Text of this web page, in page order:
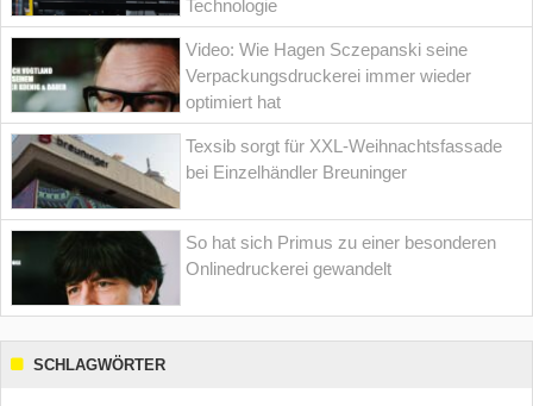
Technologie
Video: Wie Hagen Sczepanski seine
Verpackungsdruckerei immer wieder
optimiert hat
Texsib sorgt für XXL-Weihnachtsfassade
bei Einzelhändler Breuninger
So hat sich Primus zu einer besonderen
Onlinedruckerei gewandelt
SCHLAGWÖRTER